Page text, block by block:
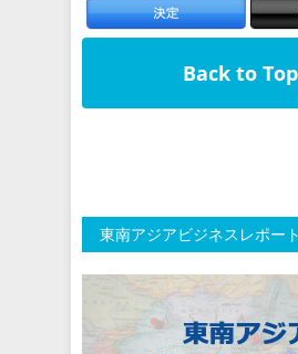
Back to
東南アジアビジネスレポート